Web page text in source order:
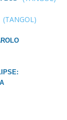
(TANGOL)